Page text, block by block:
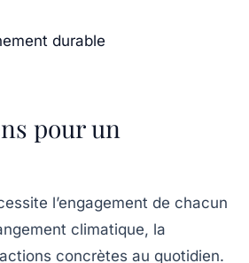
durable
pour un
l’engagement de chacun
climatique, la
concrètes au quotidien.